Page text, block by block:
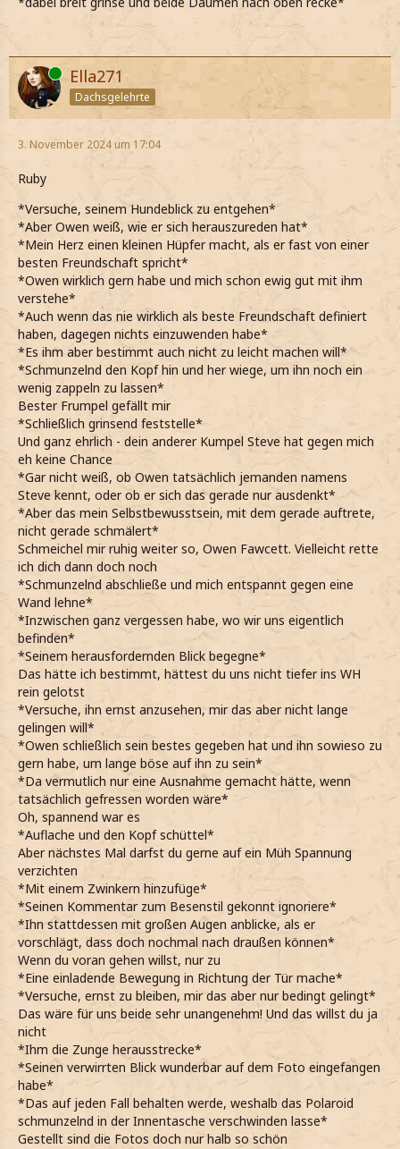
Online Ella271
Dachsgelehrte
3. November 2024 um 17:04
Ruby
*Versuche, seinem Hundeblick zu entgehen*
*Aber Owen weiß, wie er sich herauszureden hat*
*Mein Herz einen kleinen Hüpfer macht, als er fast von einer
besten Freundschaft spricht*
*Owen wirklich gern habe und mich schon ewig gut mit ihm
verstehe*
*Auch wenn das nie wirklich als beste Freundschaft definiert
haben, dagegen nichts einzuwenden habe*
*Es ihm aber bestimmt auch nicht zu leicht machen will*
*Schmunzelnd den Kopf hin und her wiege, um ihn noch ein
wenig zappeln zu lassen*
Bester Frumpel gefällt mir
*Schließlich grinsend feststelle*
Und ganz ehrlich - dein anderer Kumpel Steve hat gegen mich
eh keine Chance
*Gar nicht weiß, ob Owen tatsächlich jemanden namens
Steve kennt, oder ob er sich das gerade nur ausdenkt*
*Aber das mein Selbstbewusstsein, mit dem gerade auftrete,
nicht gerade schmälert*
Schmeichel mir ruhig weiter so, Owen Fawcett. Vielleicht rette
ich dich dann doch noch
*Schmunzelnd abschließe und mich entspannt gegen eine
Wand lehne*
*Inzwischen ganz vergessen habe, wo wir uns eigentlich
befinden*
*Seinem herausfordernden Blick begegne*
Das hätte ich bestimmt, hättest du uns nicht tiefer ins WH
rein gelotst
*Versuche, ihn ernst anzusehen, mir das aber nicht lange
gelingen will*
*Owen schließlich sein bestes gegeben hat und ihn sowieso zu
gern habe, um lange böse auf ihn zu sein*
*Da vermutlich nur eine Ausnahme gemacht hätte, wenn
tatsächlich gefressen worden wäre*
Oh, spannend war es
*Auflache und den Kopf schüttel*
Aber nächstes Mal darfst du gerne auf ein Müh Spannung
verzichten
*Mit einem Zwinkern hinzufüge*
*Seinen Kommentar zum Besenstil gekonnt ignoriere*
*Ihn stattdessen mit großen Augen anblicke, als er
vorschlägt, dass doch nochmal nach draußen können*
Wenn du voran gehen willst, nur zu
*Eine einladende Bewegung in Richtung der Tür mache*
*Versuche, ernst zu bleiben, mir das aber nur bedingt gelingt*
Das wäre für uns beide sehr unangenehm! Und das willst du ja
nicht
*Ihm die Zunge herausstrecke*
*Seinen verwirrten Blick wunderbar auf dem Foto eingefangen
habe*
*Das auf jeden Fall behalten werde, weshalb das Polaroid
schmunzelnd in der Innentasche verschwinden lasse*
Gestellt sind die Fotos doch nur halb so schön